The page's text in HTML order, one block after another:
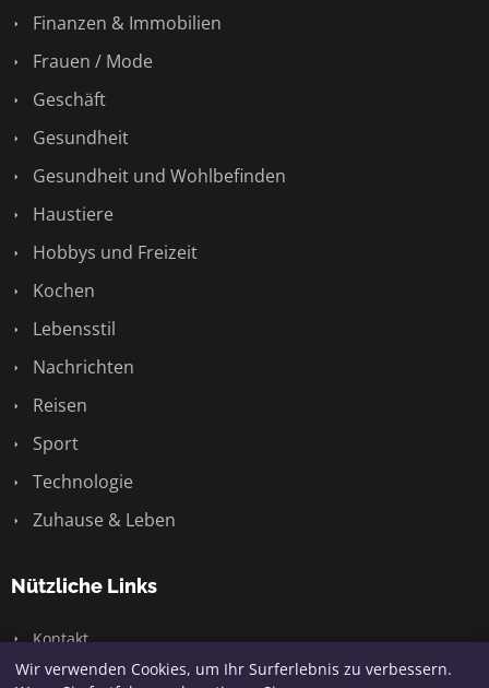
Finanzen & Immobilien
Frauen / Mode
Geschäft
Gesundheit
Gesundheit und Wohlbefinden
Haustiere
Hobbys und Freizeit
Kochen
Lebensstil
Nachrichten
Reisen
Sport
Technologie
Zuhause & Leben
Nützliche Links
Kontakt
Wir verwenden Cookies, um Ihr Surferlebnis zu verbessern.